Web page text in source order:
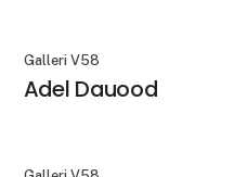
Galleri V58
Adel Dauood